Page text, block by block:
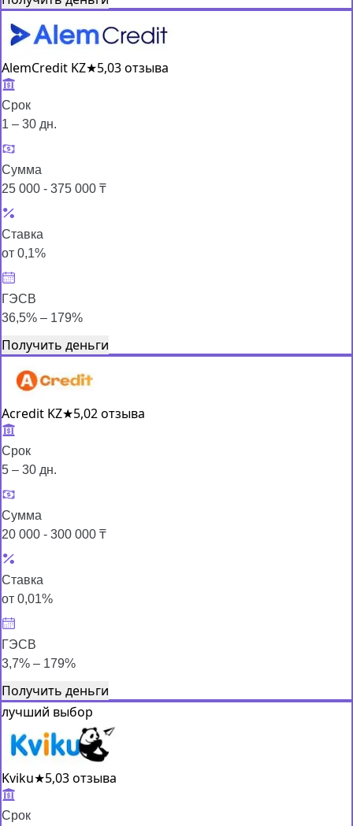
AlemCredit KZ★5,03 отзыва
Срок
1 – 30 дн.
Сумма
25 000 - 375 000 ₸
Ставка
от 0,1%
ГЭСВ
36,5% – 179%
Получить деньги
Acredit KZ★5,02 отзыва
Срок
5 – 30 дн.
Сумма
20 000 - 300 000 ₸
Ставка
от 0,01%
ГЭСВ
3,7% – 179%
Получить деньги
лучший выбор
Kviku★5,03 отзыва
Срок